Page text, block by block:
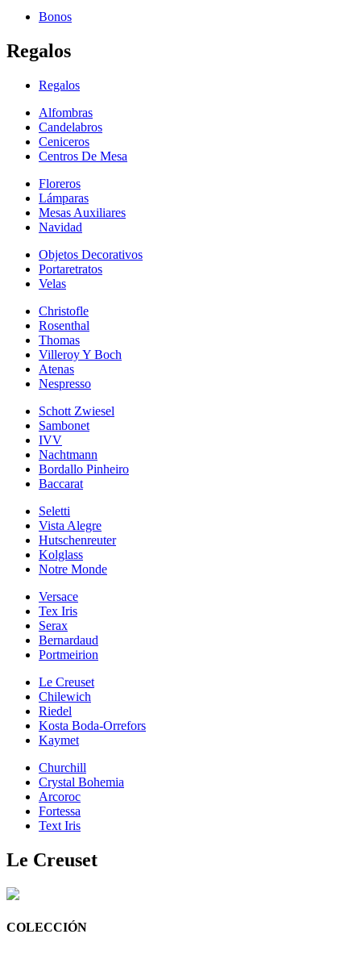
Bonos
Regalos
Regalos
Alfombras
Candelabros
Ceniceros
Centros De Mesa
Floreros
Lámparas
Mesas Auxiliares
Navidad
Objetos Decorativos
Portaretratos
Velas
Christofle
Rosenthal
Thomas
Villeroy Y Boch
Atenas
Nespresso
Schott Zwiesel
Sambonet
IVV
Nachtmann
Bordallo Pinheiro
Baccarat
Seletti
Vista Alegre
Hutschenreuter
Kolglass
Notre Monde
Versace
Tex Iris
Serax
Bernardaud
Portmeirion
Le Creuset
Chilewich
Riedel
Kosta Boda-Orrefors
Kaymet
Churchill
Crystal Bohemia
Arcoroc
Fortessa
Text Iris
Le Creuset
COLECCIÓN